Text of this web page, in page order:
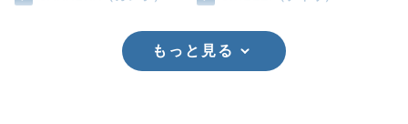
もっと見る